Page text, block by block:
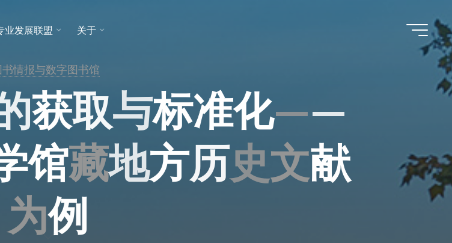
业发展联盟 关于
书情报与数字图书馆
获取与标准化——
馆藏地方历史文献
为例